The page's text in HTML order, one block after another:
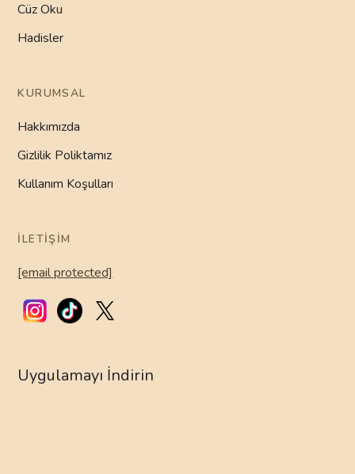
Cüz Oku
Hadisler
KURUMSAL
Hakkımızda
Gizlilik Poliktamız
Kullanım Koşulları
İLETIŞIM
[email protected]
Uygulamayı İndirin